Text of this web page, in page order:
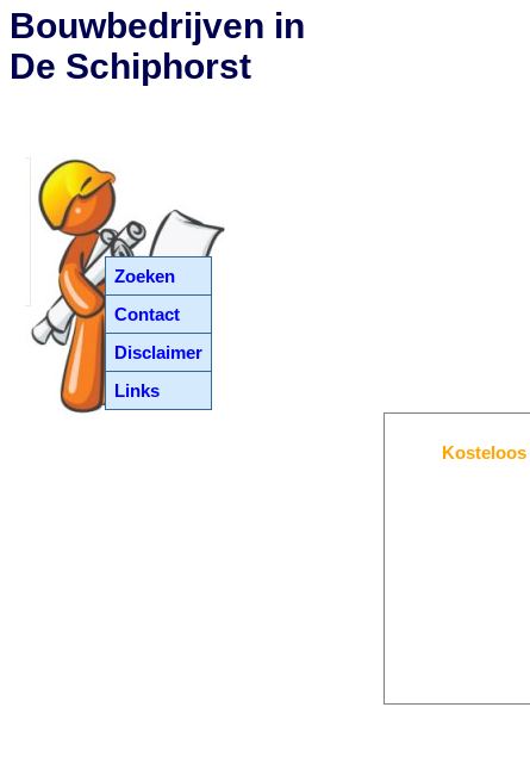
Zoeken
Contact
Disclaimer
Links
Bouwbedrijven in
De Schiphorst
Kosteloos